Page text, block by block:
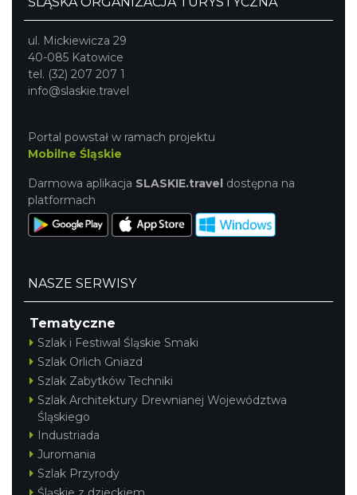
2026-09-13
1.94 km
Cieszyn
Cieszyn
1.94 km
ŚWIĘTO HERBATY 2026
ul. Mickiewicza 29
40-085 Katowice
tel. (32) 207 207 1
info@slaskie.travel
Portal powstał w ramach projektu
Mobilne Śląskie
Darmowa aplikacja SLASKIE.travel dostępna na
platformach
NASZE SERWISY
Tematyczne
Szlak i Festiwal Śląskie Smaki
Szlak Orlich Gniazd
Szlak Zabytków Techniki
Szlak Architektury Drewnianej Województwa
Śląskiego
Industriada
Juromania
Szlak Przyrody